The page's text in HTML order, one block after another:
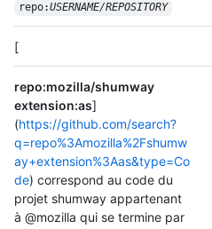
repo:USERNAME/REPOSITORY
[
repo:mozilla/shumway
extension:as]
(https://github.com/search?
q=repo%3Amozilla%2Fshumw
ay+extension%3Aas&type=Co
de) correspond au code du
projet shumway appartenant
à @mozilla qui se termine par